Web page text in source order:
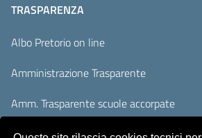
TRASPARENZA
Albo Pretorio on line
Amministrazione Trasparente
Amm. Trasparente scuole accorpate
Adempimenti AVCP / ANAC